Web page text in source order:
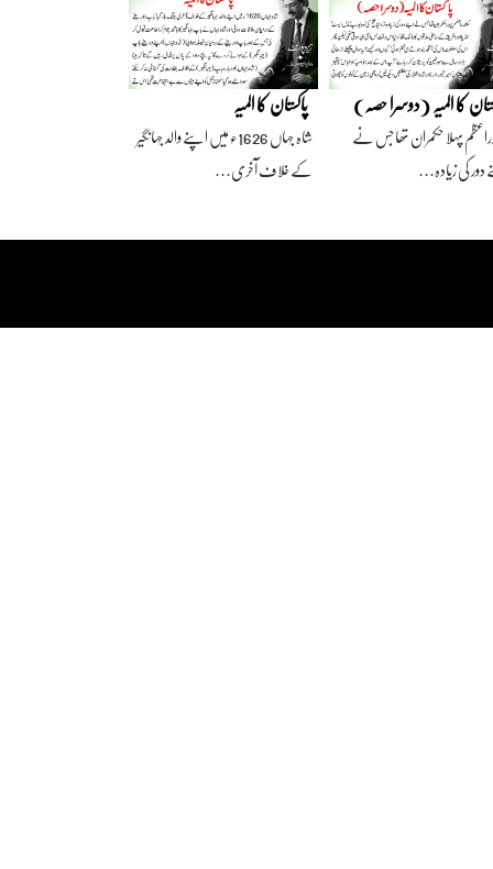
کا المیہ (دوسرا حصہ)
پہلا حکمران تھا جس نے
کی زیادہ…
پاکستان کا المیہ
شاہ جہاں 1626ء میں اپنے والد جہانگیر
کے خلاف آخری…